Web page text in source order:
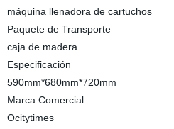
máquina llenadora de cartuchos
Paquete de Transporte
caja de madera
Especificación
590mm*680mm*720mm
Marca Comercial
Ocitytimes